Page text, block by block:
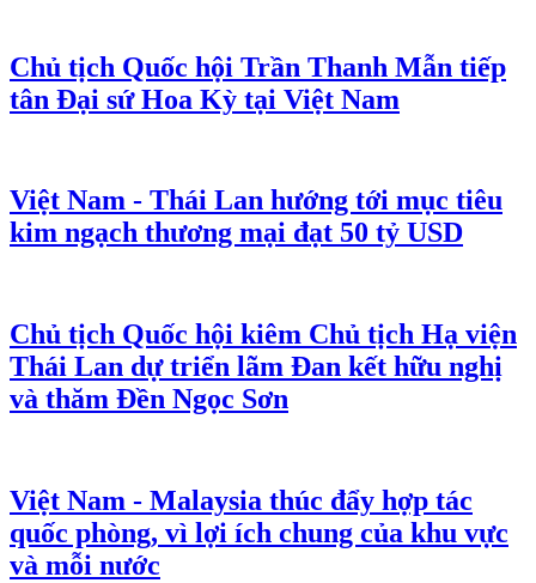
Chủ tịch Quốc hội Trần Thanh Mẫn tiếp
tân Đại sứ Hoa Kỳ tại Việt Nam
Việt Nam - Thái Lan hướng tới mục tiêu
kim ngạch thương mại đạt 50 tỷ USD
Chủ tịch Quốc hội kiêm Chủ tịch Hạ viện
Thái Lan dự triển lãm Đan kết hữu nghị
và thăm Đền Ngọc Sơn
Việt Nam - Malaysia thúc đẩy hợp tác
quốc phòng, vì lợi ích chung của khu vực
và mỗi nước